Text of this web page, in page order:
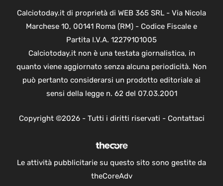
Calciotoday.it di proprietà di WEB 365 SRL - Via Nicola
Marchese 10, 00141 Roma (RM) - Codice Fiscale e
Partita I.V.A. 12279101005
Calciotoday.it non è una testata giornalistica, in
quanto viene aggiornato senza alcuna periodicità. Non
può pertanto considerarsi un prodotto editoriale ai
sensi della legge n. 62 del 07.03.2001
Copyright ©2026 - Tutti i diritti riservati - Contattaci
Le attività pubblicitarie su questo sito sono gestite da
theCoreAdv